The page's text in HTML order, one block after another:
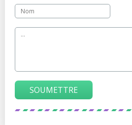
SOUMETTRE